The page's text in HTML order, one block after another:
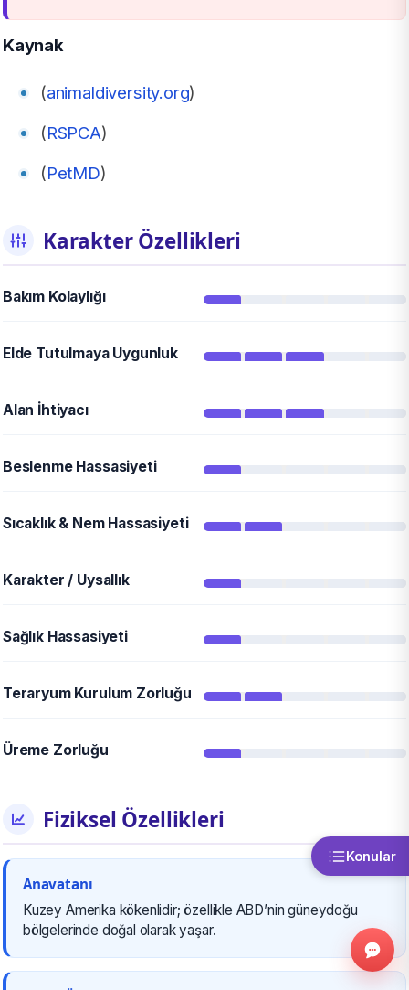
Kaynak
(animaldiversity.org)
(RSPCA)
(PetMD)
Karakter Özellikleri
Bakım Kolaylığı
Elde Tutulmaya Uygunluk
Alan İhtiyacı
Beslenme Hassasiyeti
Sıcaklık & Nem Hassasiyeti
Karakter / Uysallık
Sağlık Hassasiyeti
Teraryum Kurulum Zorluğu
Üreme Zorluğu
Fiziksel Özellikleri
Anavatanı
Kuzey Amerika kökenlidir; özellikle ABD’nin güneydoğu
bölgelerinde doğal olarak yaşar.
Konular